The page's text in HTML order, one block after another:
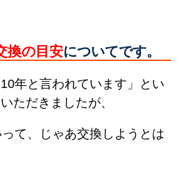
換の目安についてです。
年と言われています」とい
ただきましたが、
て、じゃあ交換しようとは